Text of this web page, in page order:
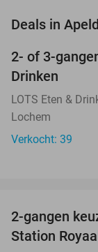
Deals in
TODAY
2- of 3-
Drinken
LOTS Eten &
Lochem
Verkocht: 39
NEW
TODAY
2-gangen
Station